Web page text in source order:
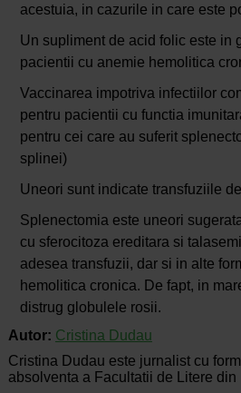
acestuia, in cazurile in care este
Un supliment de acid folic este in
pacientii cu anemie hemolitica
Vaccinarea impotriva infectiilor
pentru pacientii cu functia
pentru cei care au suferit
splinei)
Uneori sunt indicate transfuziile
Splenectomia este uneori
cu sferocitoza ereditara si
adesea transfuzii, dar si in alte
hemolitica cronica. De fapt, in
distrug globulele rosii.
Autor: Cristina Dudau
Cristina Dudau este jurnalist cu
absolventa a Facultatii de Litere din